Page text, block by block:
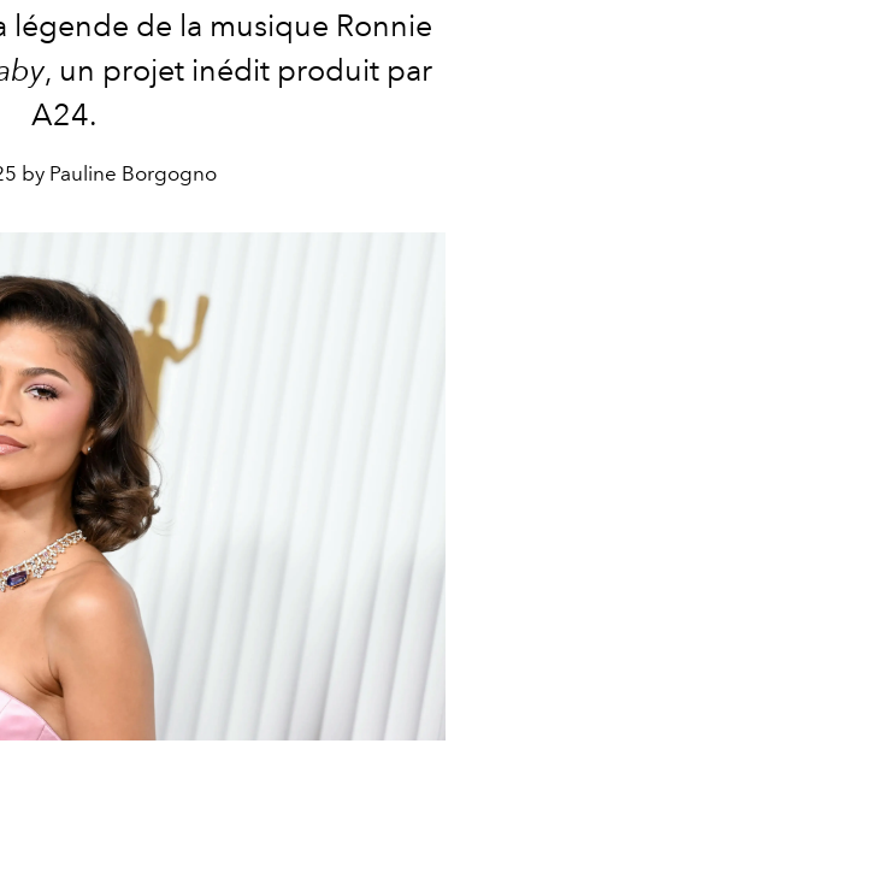
légende de la musique Ronnie
, un projet inédit produit par
A24.
by Pauline Borgogno